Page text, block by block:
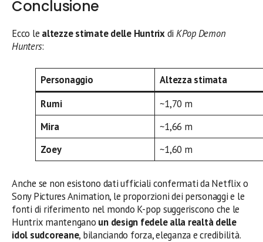
Conclusione
Ecco le altezze stimate delle Huntrixdi KPop Demon
Hunters:
Personaggio
Altezza stimata
Rumi
~1,70 m
Mira
~1,66 m
Zoey
~1,60 m
Anche se non esistono dati ufficiali confermati da Netflix o
Sony Pictures Animation, le proporzioni dei personaggi e le
fonti di riferimento nel mondo K-pop suggeriscono che le
Huntrix mantengano un design fedele alla realtà delle
idol sudcoreane, bilanciando forza, eleganza e credibilità.